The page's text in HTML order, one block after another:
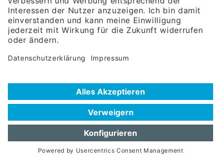
Tel:+49 180 5949260
(Festnetz 14 ct/min, Mobil max. 42 ct/min)
Hotline
Datenschutzerklärung
Nutzungsbedingungen
Häufig gestellte Fragen (FAQ)